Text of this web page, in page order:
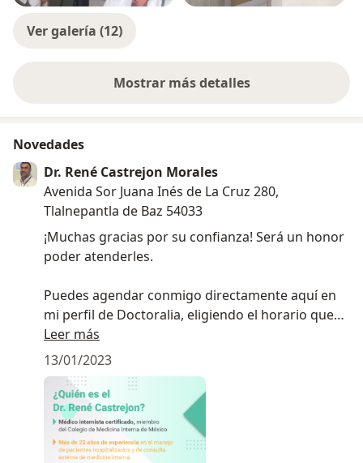
Ver galería (12)
Mostrar más detalles
sobre la experiencia
Novedades
Dr. René Castrejon Morales
Avenida Sor Juana Inés de La Cruz 280,
Tlalnepantla de Baz 54033
¡Muchas gracias por su confianza! Será un honor
poder atenderles.
Puedes agendar conmigo directamente aquí en
mi perfil de Doctoralia, eligiendo el horario que
más te convenga y llenando la información que
se te solicita.
Leer más
13/01/2023